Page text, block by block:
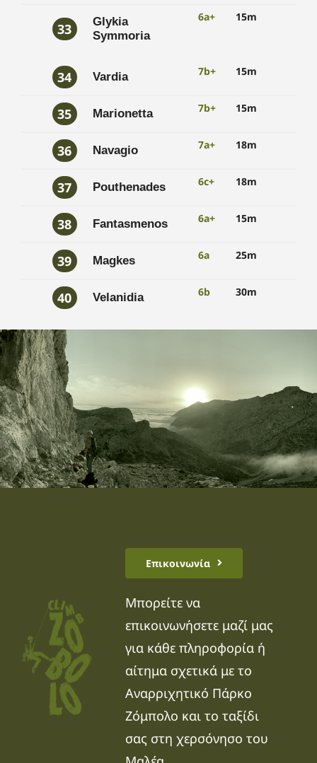
33
Glykia
Symmoria
6a+ 15m
34 Vardia 7b+ 15m
35 Marionetta 7b+ 15m
36 Navagio 7a+ 18m
37 Pouthenades 6c+ 18m
38 Fantasmenos 6a+ 15m
39 Magkes 6a 25m
40 Velanidia 6b 30m
Επικοινωνία
Μπορείτε να
επικοινωνήσετε μαζί μας
για κάθε πληροφορία ή
αίτημα σχετικά με το
Αναρριχητικό Πάρκο
Ζόμπολο και το ταξίδι
σας στη χερσόνησο του